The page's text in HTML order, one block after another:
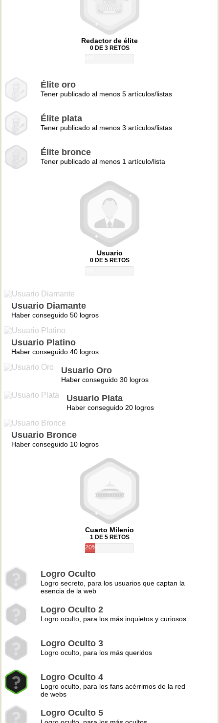
Redactor de élite
0 DE 3 RETOS
Élite oro
Tener publicado al menos 5 artículos/listas
Élite plata
Tener publicado al menos 3 artículos/listas
Élite bronce
Tener publicado al menos 1 artículo/lista
Usuario
0 DE 5 RETOS
Usuario Diamante
Haber conseguido 50 logros
Usuario Platino
Haber conseguido 40 logros
Usuario Oro
Haber conseguido 30 logros
Usuario Plata
Haber conseguido 20 logros
Usuario Bronce
Haber conseguido 10 logros
Cuarto Milenio
1 DE 5 RETOS
20%
Logro Oculto
Logro secreto, para los usuarios que captan la
esencia de la web
Logro Oculto 2
Logro oculto, para los más inquietos y curiosos
Logro Oculto 3
Logro oculto, para los más queridos
Logro Oculto 4
Logro oculto, para los fans acérrimos de la red
de webs
Logro Oculto 5